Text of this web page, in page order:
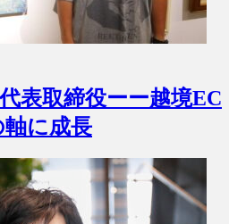
表取締役ーー越境EC
に成長